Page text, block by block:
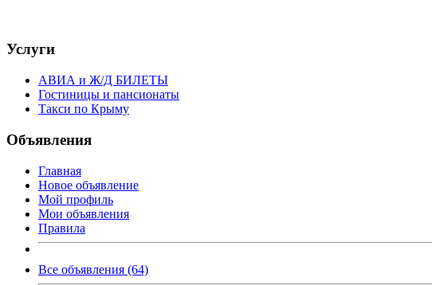
Услуги
АВИА и Ж/Д БИЛЕТЫ
Гостиницы и пансионаты
Такси по Крыму
Объявления
Главная
Новое объявление
Мой профиль
Мои объявления
Правила
Все объявления (64)